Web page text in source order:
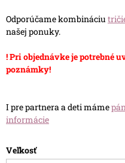
Odporúčame kombináciu
našej ponuky.
! Pri objednávke je potrebné
poznámky!
I pre partnera a deti máme
informácie
Veľkosť